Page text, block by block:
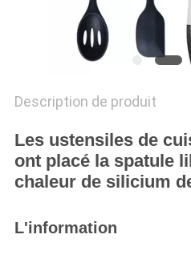
Description de produit
Les ustensiles de
ont placé la spatule
chaleur de silicium
L'information